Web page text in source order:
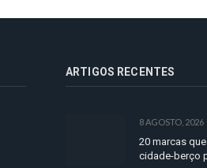
ARTIGOS RECENTES
8 AGOSTO, 2026
20 marcas
cidade-berço